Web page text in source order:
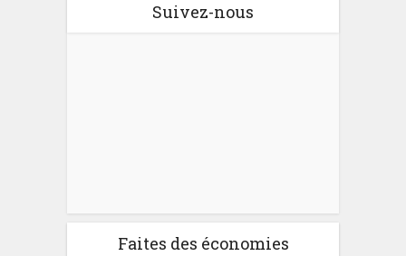
Suivez-nous
Faites des économies